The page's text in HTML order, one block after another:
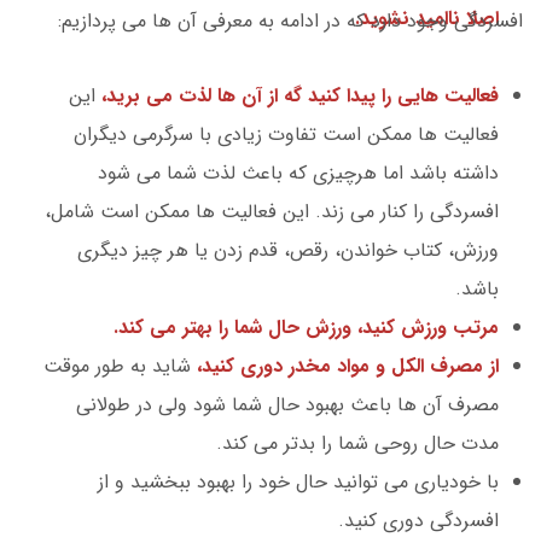
اصلا ناامید نشوید.
افسردگی وجود دارد که در ادامه به معرفی آن ها می پردازیم:
فعالیت هایی را پیدا کنید گه از آن ها لذت می برید، این
فعالیت ها ممکن است تفاوت زیادی با سرگرمی دیگران
داشته باشد اما هرچیزی که باعث لذت شما می شود
افسردگی را کنار می زند. این فعالیت ها ممکن است شامل،
ورزش، کتاب خواندن، رقص، قدم زدن یا هر چیز دیگری
باشد.
مرتب ورزش کنید، ورزش حال شما را بهتر می کند.
از مصرف الکل و مواد مخدر دوری کنید، شاید به طور موقت
مصرف آن ها باعث بهبود حال شما شود ولی در طولانی
مدت حال روحی شما را بدتر می کند.
با خودیاری می توانید حال خود را بهبود ببخشید و از
افسردگی دوری کنید.